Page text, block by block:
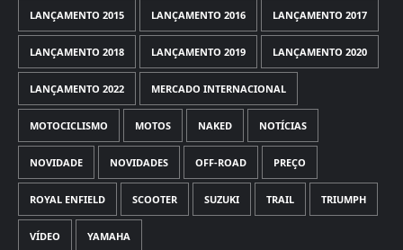
LANÇAMENTO 2015 LANÇAMENTO 2016 LANÇAMENTO 2017
LANÇAMENTO 2018 LANÇAMENTO 2019 LANÇAMENTO 2020
LANÇAMENTO 2022 MERCADO INTERNACIONAL
MOTOCICLISMO MOTOS NAKED NOTÍCIAS
NOVIDADE NOVIDADES OFF-ROAD PREÇO
ROYAL ENFIELD SCOOTER SUZUKI TRAIL TRIUMPH
VÍDEO YAMAHA